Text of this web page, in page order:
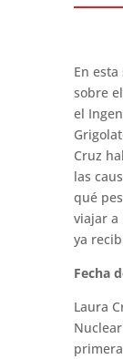
En
sobre
el
Cruz
las
qué
viajar a
ya
Fecha
Laura